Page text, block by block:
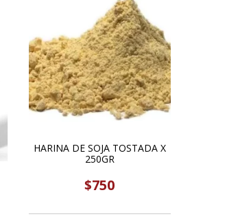
HARINA DE SOJA TOSTADA X
250GR
$750